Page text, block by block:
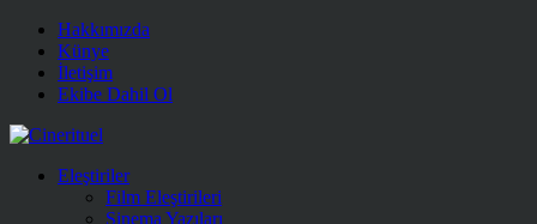
Hakkımızda
Künye
İletişim
Ekibe Dahil Ol
Eleştiriler
Film Eleştirileri
Sinema Yazıları